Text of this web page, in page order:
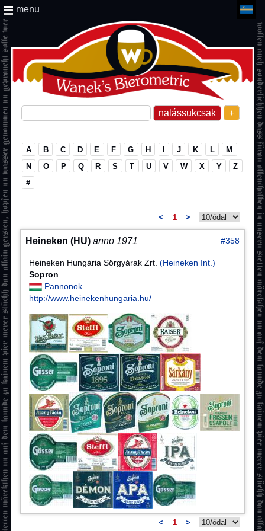
+
menu
A B C D E F G H I J K L
M
N
O P Q R S T U V W X Y
Z
#
< 1 >
Heineken (HU) anno 1971 #358
Heineken Hungária Sörgyárak Zrt.(Heineken Int.)
Sopron
Pannonok
http://www.heinekenhungaria.hu/
< 1 >